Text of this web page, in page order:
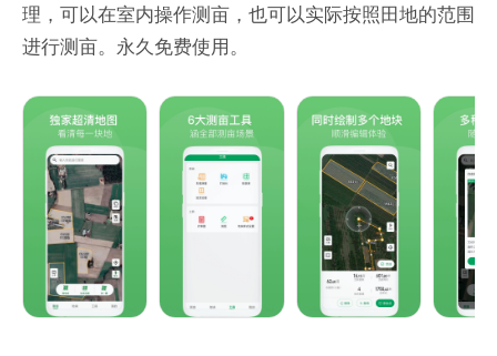
理，可以在室内操作测亩，也可以实际按照田地的范围
进行测亩。永久免费使用。